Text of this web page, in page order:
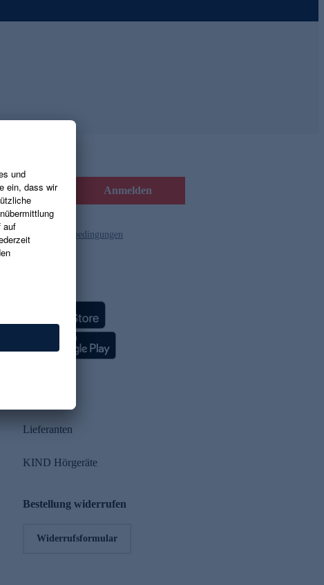
Anmelden
und die Gutscheinbedingungen
Lieferanten
KIND Hörgeräte
Bestellung widerrufen
Widerrufsformular